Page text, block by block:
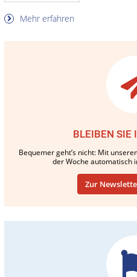
Mehr erfahren
BLEIBEN SIE
Bequemer geht’s nicht: Mit
der Woche automatisch
Zur